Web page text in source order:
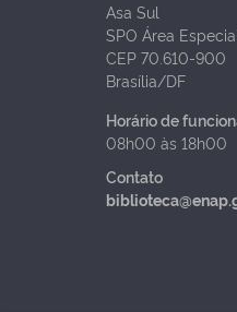
Asa Sul
SPO Área
CEP 70.610-900
Brasília/DF
Horário de
08h00 às 18h00
Contato